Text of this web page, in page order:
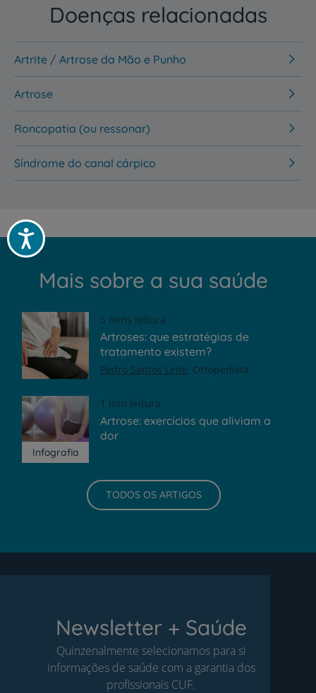
Acessibilidade
Doenças relacionadas
Artrite / Artrose da Mão e Punho
Artrose
Roncopatia (ou ressonar)
Síndrome do canal cárpico
Mais sobre a sua saúde
5 mins leitura
Artroses: que estratégias de
tratamento existem?
Pedro Santos Leite Ortopedista
Infografia
1 min leitura
Artrose: exercícios que aliviam a
dor
TODOS OS ARTIGOS
Newsletter + Saúde
Quinzenalmente selecionamos para si
informações de saúde com a garantia dos
profissionais CUF.